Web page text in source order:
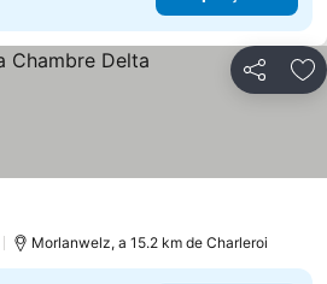
Partilhar
Morlanwelz, a 15.2 km de Charleroi